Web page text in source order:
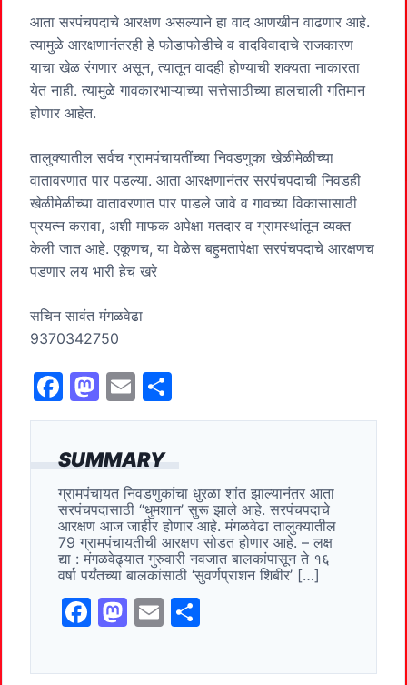
SUMMARY
ग्रामपंचायत निवडणुकांचा धुरळा शांत झाल्यानंतर आता
सरपंचपदासाठी “धुमशान’ सुरू झाले आहे. सरपंचपदाचे
आरक्षण आज जाहीर होणार आहे. मंगळवेढा तालुक्यातील
79 ग्रामपंचायतीची आरक्षण सोडत होणार आहे. – लक्ष
द्या : मंगळवेढ्यात गुरुवारी नवजात बालकांपासून ते १६
वर्षा पर्यंतच्या बालकांसाठी ‘सुवर्णप्राशन शिबीर’ […]
F
c
M
st
E
ai ar
आता सरपंचपदाचे आरक्षण असल्याने हा वाद आणखीन वाढणार आहे.
त्यामुळे आरक्षणानंतरही हे फोडाफोडीचे व वादविवादाचे राजकारण
याचा खेळ रंगणार असून, त्यातून वादही होण्याची शक्‍यता नाकारता
येत नाही. त्यामुळे गावकारभाऱ्याच्या सत्तेसाठीच्या हालचाली गतिमान
होणार आहेत.
तालुक्‍यातील सर्वच ग्रामपंचायतींच्या निवडणुका खेळीमेळीच्या
वातावरणात पार पडल्या. आता आरक्षणानंतर सरपंचपदाची निवडही
खेळीमेळीच्या वातावरणात पार पाडले जावे व गावच्या विकासासाठी
प्रयत्न करावा, अशी माफक अपेक्षा मतदार व ग्रामस्थांतून व्यक्त
केली जात आहे. एकूणच, या वेळेस बहुमतापेक्षा सरपंचपदाचे आरक्षणच
पडणार लय भारी हेच खरे
सचिन सावंत मंगळवेढा
9370342750
F
a
c
e
b
o
o
k
M
a
st
o
d
o
n
E
m
ai
l
h